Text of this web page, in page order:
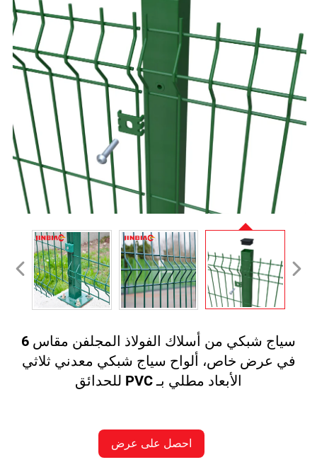
سياج شبكي من أسلاك الفولاذ المجلفن مقاس 6
في عرض خاص، ألواح سياج شبكي معدني ثلاثي
الأبعاد مطلي بـ PVC للحدائق
احصل على عرض